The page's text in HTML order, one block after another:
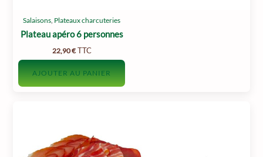
Salaisons, Plateaux charcuteries
Plateau apéro 6 personnes
22,90€ TTC
AJOUTER AU PANIER